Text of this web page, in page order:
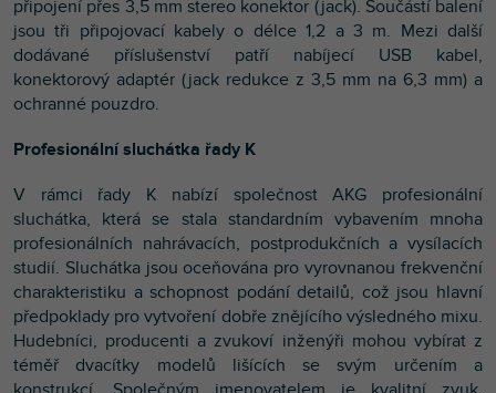
připojení přes 3,5 mm stereo konektor (jack). Součástí balení
jsou tři připojovací kabely o délce 1,2 a 3 m. Mezi další
dodávané příslušenství patří nabíjecí USB kabel,
konektorový adaptér (jack redukce z 3,5 mm na 6,3 mm) a
ochranné pouzdro.
Profesionální sluchátka řady K
V rámci řady K nabízí společnost AKG profesionální
sluchátka, která se stala standardním vybavením mnoha
profesionálních nahrávacích, postprodukčních a vysílacích
studií. Sluchátka jsou oceňována pro vyrovnanou frekvenční
charakteristiku a schopnost podání detailů, což jsou hlavní
předpoklady pro vytvoření dobře znějícího výsledného mixu.
Hudebníci, producenti a zvukoví inženýři mohou vybírat z
téměř dvacítky modelů lišících se svým určením a